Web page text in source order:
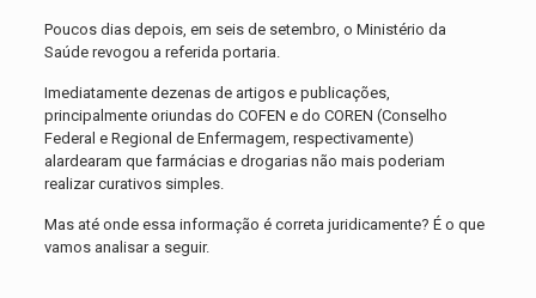
Poucos dias depois, em seis de setembro, o Ministério da
Saúde revogou a referida portaria.
Imediatamente dezenas de artigos e publicações,
principalmente oriundas do COFEN e do COREN (Conselho
Federal e Regional de Enfermagem, respectivamente)
alardearam que farmácias e drogarias não mais poderiam
realizar curativos simples.
Mas até onde essa informação é correta juridicamente? É o que
vamos analisar a seguir.